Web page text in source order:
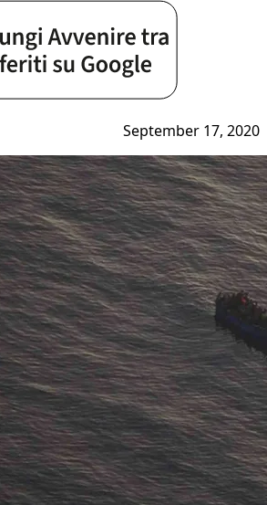
September 17, 2020